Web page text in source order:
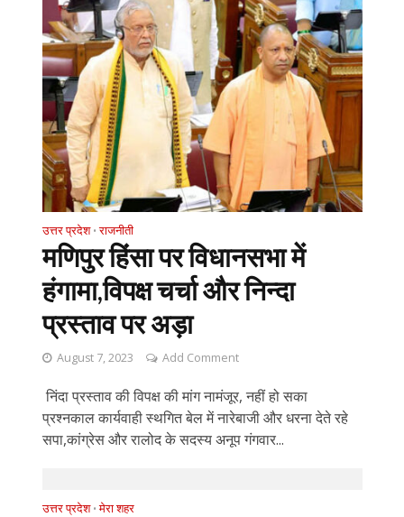
उत्तर प्रदेश • राजनीती
मणिपुर हिंसा पर विधानसभा में
हंगामा,विपक्ष चर्चा और निन्दा
प्रस्ताव पर अड़ा
August 7, 2023 Add Comment
निंदा प्रस्ताव की विपक्ष की मांग नामंजूर, नहीं हो सका
प्रश्नकाल कार्यवाही स्थगित बेल में नारेबाजी और धरना देते रहे
सपा,कांग्रेस और रालोद के सदस्य अनूप गंगवार...
उत्तर प्रदेश • मेरा शहर